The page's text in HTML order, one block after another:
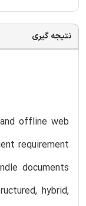
نتیجه گیری
offline web
requirement
documents
hybrid,